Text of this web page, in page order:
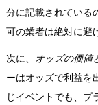
分に記載されている
可の業者は絶対に避
次に、 オッズの価値
ーはオッズで利益を
じイベントでも、プ